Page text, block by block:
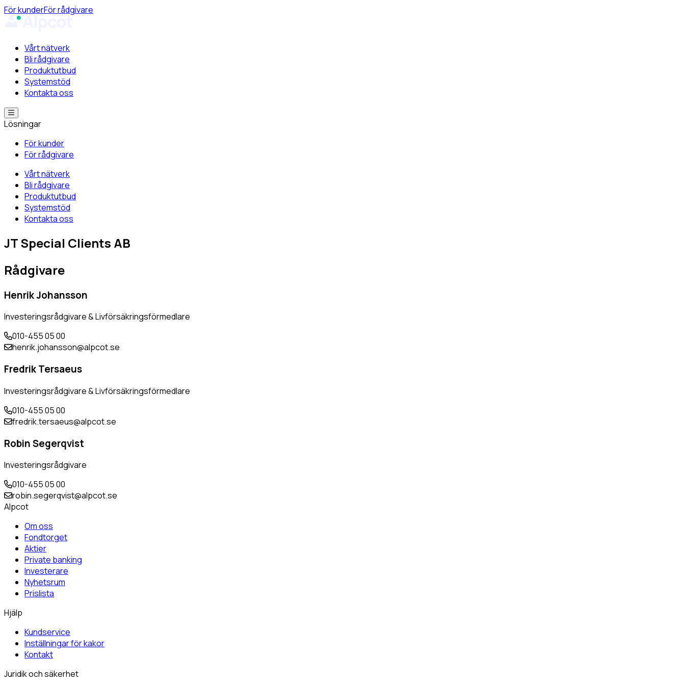
För kunderFör rådgivare
Vårt nätverk
Bli rådgivare
Produktutbud
Systemstöd
Kontakta oss
Lösningar
För kunder
För rådgivare
Vårt nätverk
Bli rådgivare
Produktutbud
Systemstöd
Kontakta oss
JT Special Clients AB
Rådgivare
Henrik Johansson
Investeringsrådgivare & Livförsäkringsförmedlare
010-455 05 00
henrik.johansson@alpcot.se
Fredrik Tersaeus
Investeringsrådgivare & Livförsäkringsförmedlare
010-455 05 00
fredrik.tersaeus@alpcot.se
Robin Segerqvist
Investeringsrådgivare
010-455 05 00
robin.segerqvist@alpcot.se
Alpcot
Om oss
Fondtorget
Aktier
Private banking
Investerare
Nyhetsrum
Prislista
Hjälp
Kundservice
Inställningar för kakor
Kontakt
Juridik och säkerhet